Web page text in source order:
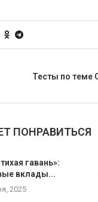
Тесты по теме
ПОНРАВИТЬСЯ
гавань»:
вклады...
2025